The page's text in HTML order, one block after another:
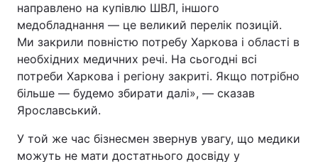
направлено на купівлю ШВЛ, іншого
медобладнання — це великий перелік позицій.
Ми закрили повністю потребу Харкова і області в
необхідних медичних речі. На сьогодні всі
потреби Харкова і регіону закриті. Якщо потрібно
більше — будемо збирати далі», — сказав
Ярославський.
У той же час бізнесмен звернув увагу, що медики
можуть не мати достатнього досвіду у